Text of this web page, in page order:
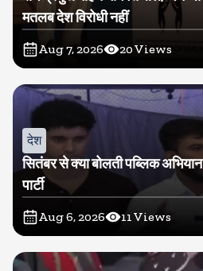
मतलब देश विरोधी नहीं
Aug 7, 2026 20Views
देश
सितंबर से क्या बोलती पब्लिक
पार्टी
Aug 6, 2026 11 Views